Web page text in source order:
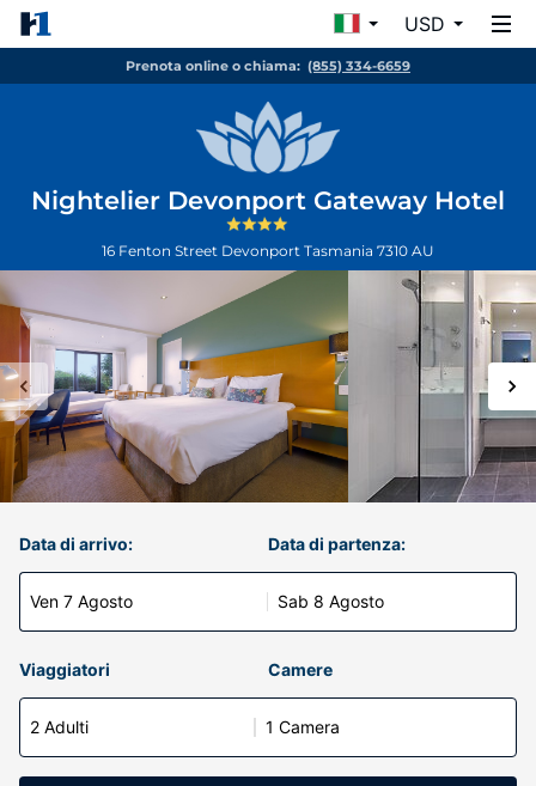
USD
Prenota online o chiama: (855) 334-6659
Nightelier Devonport Gateway Hotel
16 Fenton Street Devonport Tasmania 7310 AU
Data di arrivo:
Ven 7 Agosto
Data di partenza:
Sab 8 Agosto
Viaggiatori Camere
2 Adulti 1 Camera